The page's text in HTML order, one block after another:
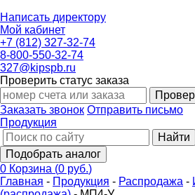
Написать директору
Мой кабинет
+7 (812) 327-32-74
8-800-550-32-74
327@kipspb.ru
Проверить статус заказа
Заказать звонок Отправить письмо
Продукция
Найти
Подобрать аналог
0 Корзина (0 руб.)
Главная - Продукция - Распродажа -